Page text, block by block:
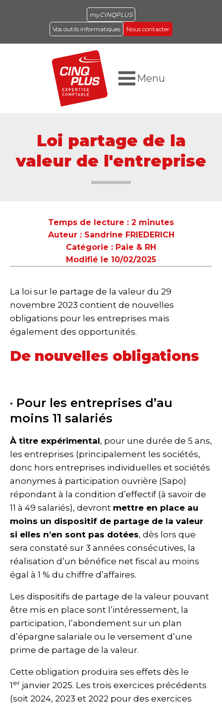
myCINQPLUS
Vos outils informatiques
Nous contacter
Menu
Loi partage de la
valeur de l'entreprise
Temps de lecture : 2 minutes
Auteur : Sandrine FRIEDERICH
Catégorie : Paie & RH
Modifié le 10/02/2025
La loi sur le partage de la valeur du 29
novembre 2023 contient de nouvelles
obligations pour les entreprises mais
également des opportunités.
De nouvelles obligations
· Pour les entreprises d’au
moins 11 salariés
À titre expérimental, pour une durée de 5 ans,
les entreprises (principalement les sociétés,
donc hors entreprises individuelles et sociétés
anonymes à participation ouvrière (Sapo)
répondant à la condition d’effectif (à savoir de
11 à 49 salariés), devront mettre en place au
moins un dispositif de partage de la valeur
si elles n’en sont pas dotées, dès lors que
sera constaté sur 3 années consécutives, la
réalisation d’un bénéfice net fiscal au moins
égal à 1 % du chiffre d’affaires.
Les dispositifs de partage de la valeur pouvant
être mis en place sont l’intéressement, la
participation, l’abondement sur un plan
d’épargne salariale ou le versement d’une
prime de partage de la valeur.
Cette obligation produira ses effets dès le
1 er janvier 2025. Les trois exercices précédents
(soit 2024, 2023 et 2022 pour des exercices